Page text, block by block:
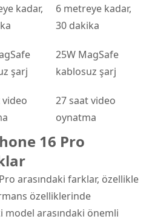
kadar,
6 metreye kadar,
30 dakika
şarj
25W MagSafe
kablosuz şarj
video
27 saat video
oynatma
16 Pro
arasındaki farklar, özellikle
özelliklerinde
arasındaki önemli